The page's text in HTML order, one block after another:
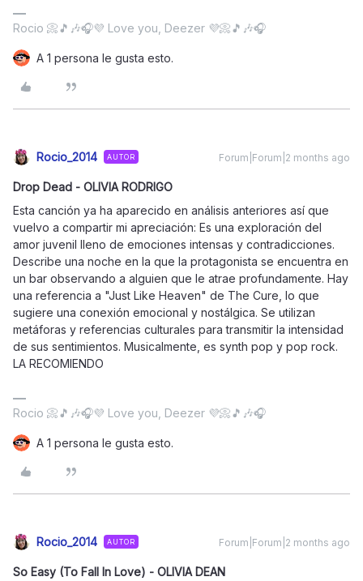
Rocio 📀🎵🎶🎧💜 Love you, Deezer 💜📀🎵🎶🎧
A 1 persona le gusta esto.
Rocio_2014 AUTOR Forum|Forum|2 months ago
Drop Dead - OLIVIA RODRIGO
Esta canción ya ha aparecido en análisis anteriores así que
vuelvo a compartir mi apreciación: Es una exploración del
amor juvenil lleno de emociones intensas y contradicciones.
Describe una noche en la que la protagonista se encuentra en
un bar observando a alguien que le atrae profundamente. Hay
una referencia a "Just Like Heaven" de The Cure, lo que
sugiere una conexión emocional y nostálgica. Se utilizan
metáforas y referencias culturales para transmitir la intensidad
de sus sentimientos. Musicalmente, es synth pop y pop rock.
LA RECOMIENDO
Rocio 📀🎵🎶🎧💜 Love you, Deezer 💜📀🎵🎶🎧
A 1 persona le gusta esto.
Rocio_2014 AUTOR Forum|Forum|2 months ago
So Easy (To Fall In Love) - OLIVIA DEAN